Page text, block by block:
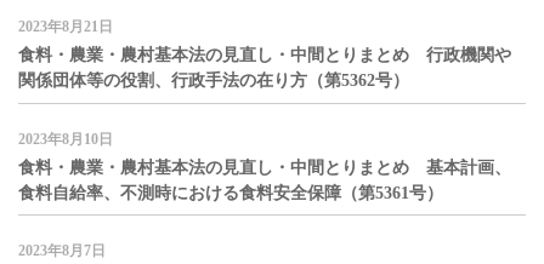
2023年8月21日
食料・農業・農村基本法の見直し・中間とりまとめ 行政機関や
関係団体等の役割、行政手法の在り方（第5362号）
2023年8月10日
食料・農業・農村基本法の見直し・中間とりまとめ 基本計画、
食料自給率、不測時における食料安全保障（第5361号）
2023年8月7日